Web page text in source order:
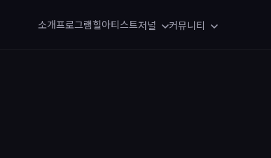
소개프로그램힐아티스트저널 커뮤니티